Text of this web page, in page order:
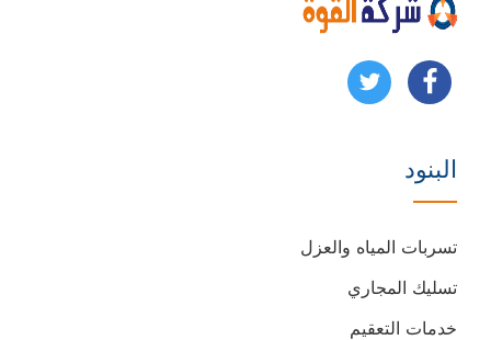
تابعنا
فيسبوك
تابعنا
البنود
تسربات المياه والعزل
تسليك المجاري
خدمات التعقيم